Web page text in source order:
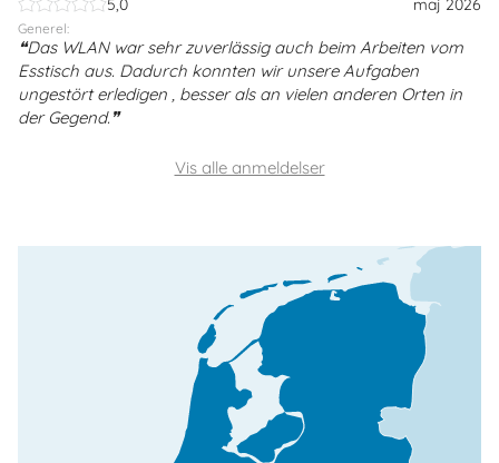
5,0 maj 2026
Generel:
Das WLAN war sehr zuverlässig auch beim Arbeiten vom
Esstisch aus. Dadurch konnten wir unsere Aufgaben
ungestört erledigen , besser als an vielen anderen Orten in
der Gegend.
Vis alle anmeldelser